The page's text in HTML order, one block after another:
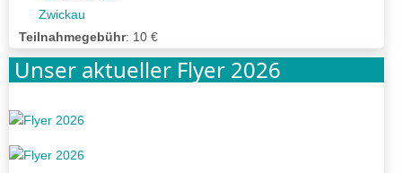
Zwickau
Teilnahmegebühr: 10 €
Unser aktueller Flyer 2026